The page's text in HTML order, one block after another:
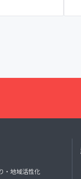
・地域活性化